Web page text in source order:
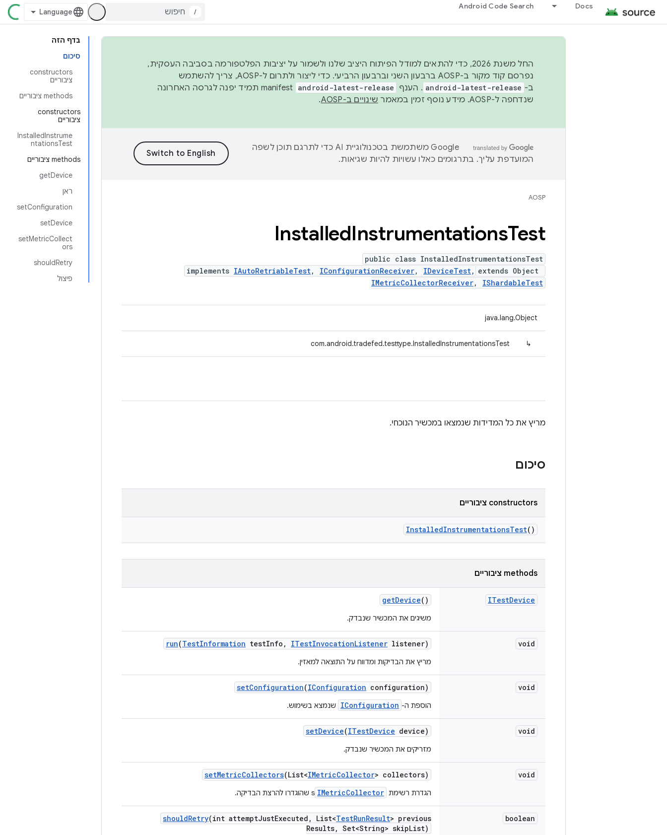
Docs
Android Code Search
/
בדף הזה
סיכום
‫constructors
ציבוריים
‫methods ציבוריים
‫constructors
ציבוריים
InstalledInstrume
ntationsTest
‫methods ציבוריים
getDevice
ראן
setConfiguration
setDevice
setMetricCollect
ors
shouldRetry
פיצול
החל משנת 2026, כדי להתאים למודל הפיתוח היציב שלנו ולשמור על יציבות הפלטפורמה בסביבה העסקית,
נפרסם קוד מקור ב-AOSP ברבעון השני וברבעון הרביעי. כדי ליצור ולתרום ל-AOSP, צריך להשתמש
ב- android-latest-release . הענף android-latest-release
manifest תמיד יפנה לגרסה האחרונה
שנדחפה ל-AOSP. מידע נוסף זמין במאמר
שינויים ב-AOSP .
‫Google משתמשת בטכנולוגיית AI כדי לתרגם תוכן לשפה
המועדפת עליך. בתרגומים כאלו עשויות להיות שגיאות.
AOSP
InstalledInstrumentationsTest
public class InstalledInstrumentationsTest
extends Object
implements IAutoRetriableTest, IConfigurationReceiver, IDeviceTest,
IMetricCollectorReceiver, IShardableTest
java.lang.Object
↳
com.android.tradefed.testtype.InstalledInstrumentationsTest
מריץ את כל המדידות שנמצאו במכשיר הנוכחי.
סיכום
‫constructors ציבוריים
InstalledInstrumentationsTest()
‫methods ציבוריים
ITestDevice
getDevice()
משיגים את המכשיר שנבדק.
void
run(TestInformation testInfo , ITestInvocationListener listener)
מריץ את הבדיקות ומדווח על התוצאה למאזין.
void
setConfiguration(IConfiguration configuration)
הוספת ה- IConfiguration שנמצא בשימוש.
void
setDevice(ITestDevice device)
מזריקים את המכשיר שנבדק.
void
setMetricCollectors(List<IMetricCollector> collectors)
הגדרת רשימת IMetricCollector s שהוגדרו להרצת הבדיקה.
boolean
shouldRetry(int attemptJustExecuted , List<TestRunResult> previous
Results, Set<String> skipList)